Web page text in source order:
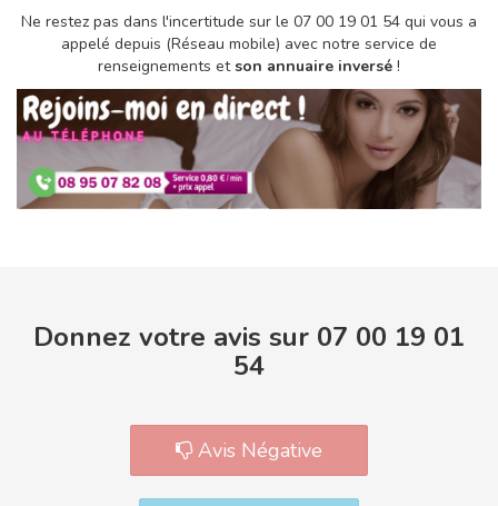
Ne restez pas dans l'incertitude sur le 07 00 19 01 54 qui vous a
appelé depuis (Réseau mobile) avec notre service de
renseignements et son annuaire inversé !
Donnez votre avis sur 07 00 19 01
54
Avis Négative